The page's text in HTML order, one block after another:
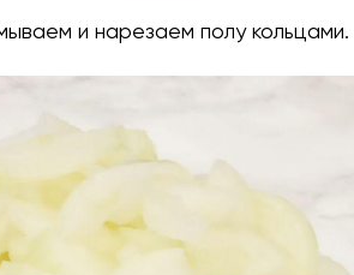
и нарезаем полу кольцами.